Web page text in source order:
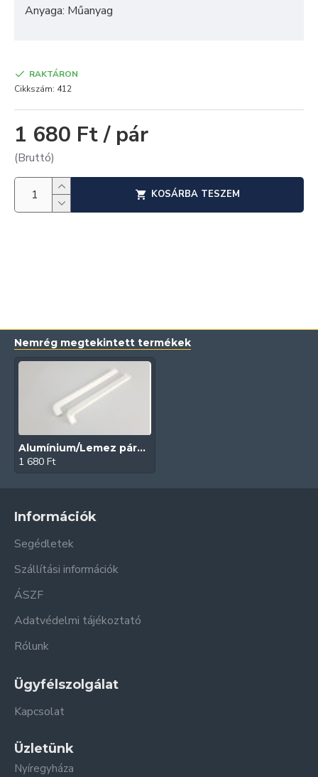
Anyaga: Műanyag
1 680 Ft / pár
(Bruttó)
RAKTÁRON
Cikkszám: 412
KOSÁRBA TESZEM
Nemrég megtekintett termékek
Alumínium/Lemez párkány végzáró (Fehér) 2
1 680 Ft
Információk
Segédletek
Szállítási információk
ÁSZF
Adatvédelmi tájékoztató
Rólunk
Ügyfélszolgálat
Kapcsolat
Üzletünk
Nyíregyháza